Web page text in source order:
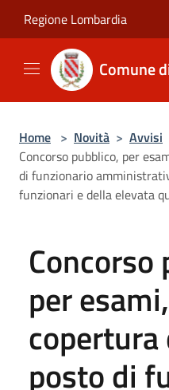
Regione Lombardia
Comune
Home > Novità > Avvisi
Concorso pubblico, per
di funzionario
funzionari e della elevata
Concorso
per
copertura
posto di